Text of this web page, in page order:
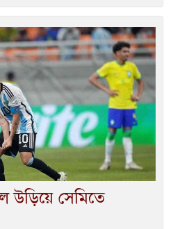
উড়িয়ে সেমিতে